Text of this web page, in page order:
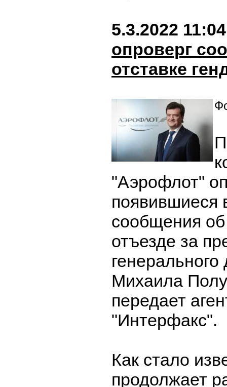
5.3.2022 11:04
опроверг
отставке
"Аэрофлот"
появившиеся
сообщения об
отъезде за
генерального
Михаила
передает
"Интерфакс".
Как стало
продолжает